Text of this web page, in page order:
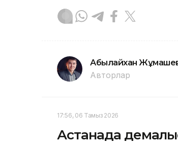
Абылайхан
Авторлар
17:56, 06 Тамыз 2026
Астанада